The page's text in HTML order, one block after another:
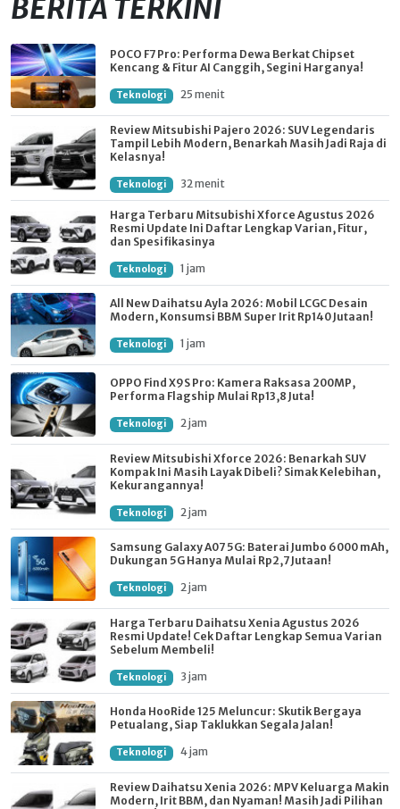
BERITA TERKINI
POCO F7 Pro: Performa Dewa Berkat Chipset
Kencang & Fitur AI Canggih, Segini Harganya!
Teknologi 25 menit
Review Mitsubishi Pajero 2026: SUV Legendaris
Tampil Lebih Modern, Benarkah Masih Jadi Raja di
Kelasnya!
Teknologi 32 menit
Harga Terbaru Mitsubishi Xforce Agustus 2026
Resmi Update Ini Daftar Lengkap Varian, Fitur,
dan Spesifikasinya
Teknologi 1 jam
All New Daihatsu Ayla 2026: Mobil LCGC Desain
Modern, Konsumsi BBM Super Irit Rp140 Jutaan!
Teknologi 1 jam
OPPO Find X9S Pro: Kamera Raksasa 200MP,
Performa Flagship Mulai Rp13,8 Juta!
Teknologi 2 jam
Review Mitsubishi Xforce 2026: Benarkah SUV
Kompak Ini Masih Layak Dibeli? Simak Kelebihan,
Kekurangannya!
Teknologi 2 jam
Samsung Galaxy A07 5G: Baterai Jumbo 6000 mAh,
Dukungan 5G Hanya Mulai Rp2,7 Jutaan!
Teknologi 2 jam
Harga Terbaru Daihatsu Xenia Agustus 2026
Resmi Update! Cek Daftar Lengkap Semua Varian
Sebelum Membeli!
Teknologi 3 jam
Honda HooRide 125 Meluncur: Skutik Bergaya
Petualang, Siap Taklukkan Segala Jalan!
Teknologi 4 jam
Review Daihatsu Xenia 2026: MPV Keluarga Makin
Modern, Irit BBM, dan Nyaman! Masih Jadi Pilihan